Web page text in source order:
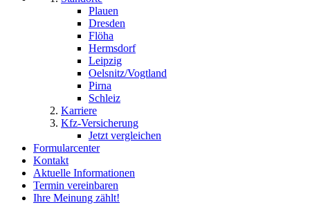
Plauen
Dresden
Flöha
Hermsdorf
Leipzig
Oelsnitz/Vogtland
Pirna
Schleiz
Karriere
Kfz-Versicherung
Jetzt vergleichen
Formularcenter
Kontakt
Aktuelle Informationen
Termin vereinbaren
Ihre Meinung zählt!